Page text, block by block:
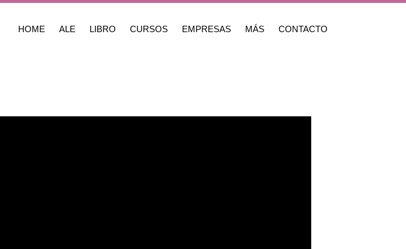
HOME ALE LIBRO CURSOS EMPRESAS MÁS CONTACTO